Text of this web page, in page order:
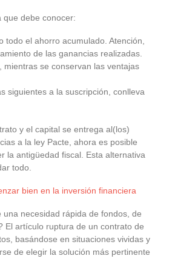
que debe conocer:
el ahorro acumulado. Atención,
de las ganancias realizadas.
se conservan las ventajas
siguientes a la suscripción, conlleva
y el capital se entrega al(los)
a la ley Pacte, ahora es posible
la antigüedad fiscal. Esta alternativa
todo.
bien en la inversión financiera
necesidad rápida de fondos, de
El artículo ruptura de un contrato de
basándose en situaciones vividas y
de elegir la solución más pertinente